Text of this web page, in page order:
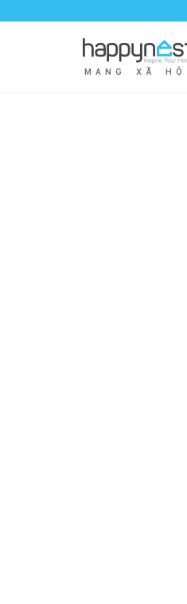
M Ạ N G X Ã H Ộ